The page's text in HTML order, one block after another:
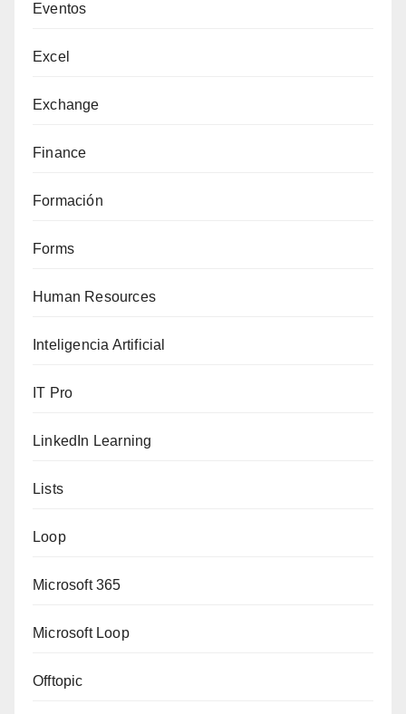
Eventos
Excel
Exchange
Finance
Formación
Forms
Human Resources
Inteligencia Artificial
IT Pro
LinkedIn Learning
Lists
Loop
Microsoft 365
Microsoft Loop
Offtopic